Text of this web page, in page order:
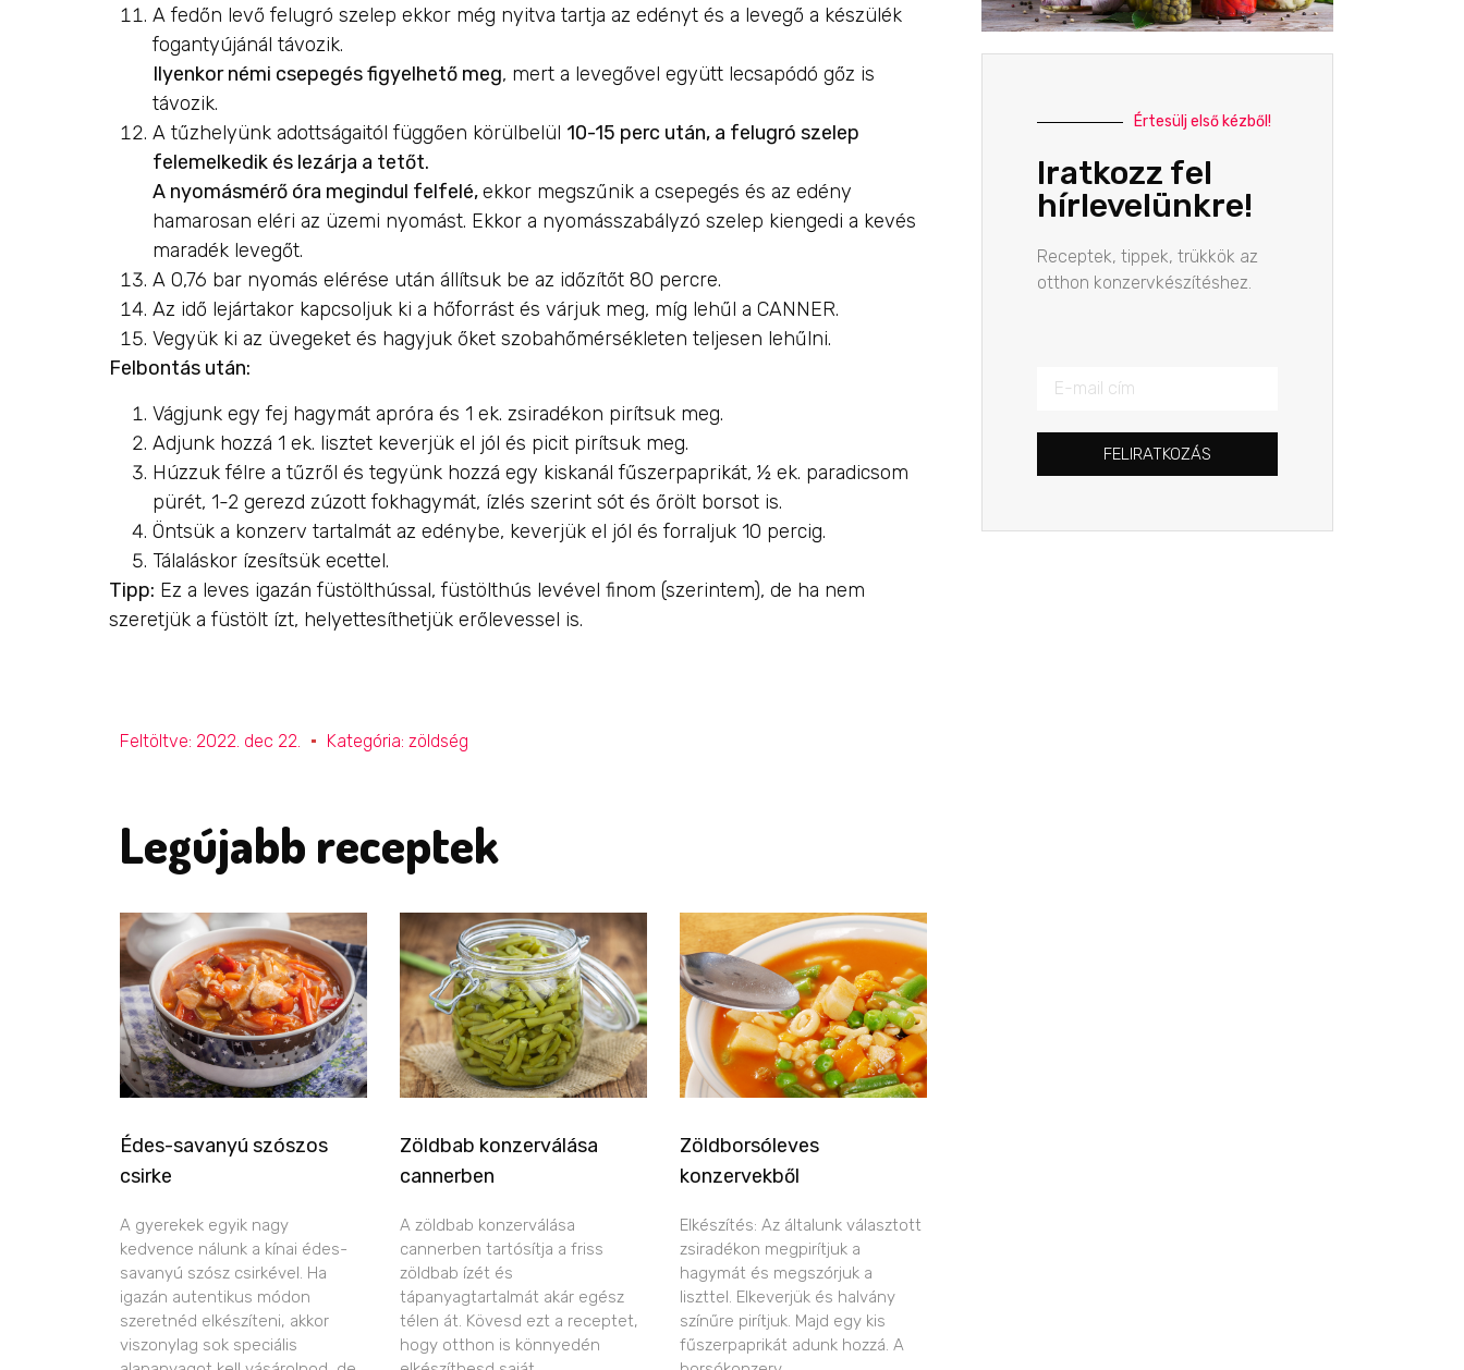
A fedőn levő felugró szelep ekkor még nyitva tartja az edényt és a levegő a készülék
fogantyújánál távozik.
Ilyenkor némi csepegés figyelhető meg, mert a levegővel együtt lecsapódó gőz is
távozik.
A tűzhelyünk adottságaitól függően körülbelül 10-15 perc után, a felugró szelep
felemelkedik és lezárja a tetőt.
A nyomásmérő óra megindul felfelé,ekkor megszűnik a csepegés és az edény
hamarosan eléri az üzemi nyomást. Ekkor a nyomásszabályzó szelep kiengedi a kevés
maradék levegőt.
A 0,76 bar nyomás elérése után állítsuk be az időzítőt 80 percre.
Az idő lejártakor kapcsoljuk ki a hőforrást és várjuk meg, míg lehűl a CANNER.
Vegyük ki az üvegeket és hagyjuk őket szobahőmérsékleten teljesen lehűlni.
Felbontás után:
Vágjunk egy fej hagymát apróra és 1 ek. zsiradékon pirítsuk meg.
Adjunk hozzá 1 ek. lisztet keverjük el jól és picit pirítsuk meg.
Húzzuk félre a tűzről és tegyünk hozzá egy kiskanál fűszerpaprikát, ½ ek. paradicsom
pürét, 1-2 gerezd zúzott fokhagymát, ízlés szerint sót és őrölt borsot is.
Öntsük a konzerv tartalmát az edénybe, keverjük el jól és forraljuk 10 percig.
Tálaláskor ízesítsük ecettel.
Tipp: Ez a leves igazán füstölthússal, füstölthús levével finom (szerintem), de ha nem
szeretjük a füstölt ízt, helyettesíthetjük erőlevessel is.
Feltöltve: 2022. dec 22. Kategória: zöldség
Legújabb receptek
Édes-savanyú szószos
csirke
A gyerekek egyik nagy
kedvence nálunk a kínai édes-
savanyú szósz csirkével. Ha
igazán autentikus módon
szeretnéd elkészíteni, akkor
viszonylag sok speciális
Zöldbab konzerválása
cannerben
A zöldbab konzerválása
cannerben tartósítja a friss
zöldbab ízét és
tápanyagtartalmát akár egész
télen át. Kövesd ezt a receptet,
hogy otthon is könnyedén
Zöldborsóleves
konzervekből
Elkészítés: Az általunk választott
zsiradékon megpirítjuk a
hagymát és megszórjuk a
liszttel. Elkeverjük és halvány
színűre pirítjuk. Majd egy kis
fűszerpaprikát adunk hozzá. A
Értesülj első kézből!
Iratkozz fel
hírlevelünkre!
Receptek, tippek, trükkök az
otthon konzervkészítéshez.
FELIRATKOZÁS